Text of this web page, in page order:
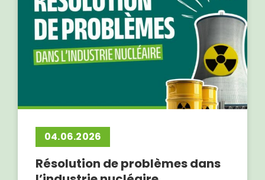
04.06.2026
Résolution de problèmes dans